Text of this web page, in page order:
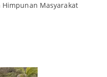
Himpunan Masyarakat